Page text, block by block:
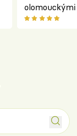
bezlepkový